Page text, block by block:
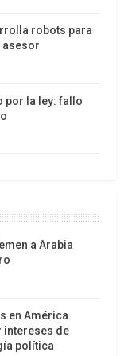
del pueblo
hacia
pueblo en la
de las
de base,
al
de los
el Pueblo y
social y
robots para
asesor
por la ley: fallo
a Arabia
en América
intereses de
política